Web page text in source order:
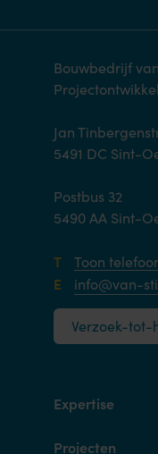
Bouwbedrijf
Jan
5491 DC Sint-
Postbus 32
5490 AA Sint-
T Toon
E info@van-
Verzoek-tot-
Expertise
Projecten